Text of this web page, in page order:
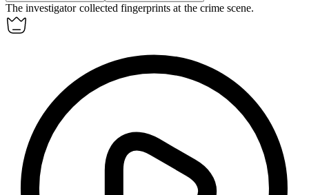
Theinvestigator collected fingerprints at the crime scene.